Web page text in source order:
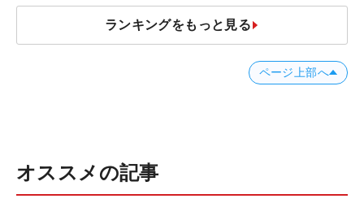
ランキングをもっと見る
ページ上部へ
オススメの記事